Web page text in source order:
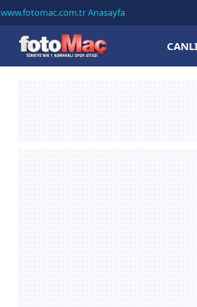
www.fotomac.com.tr Anasayfa